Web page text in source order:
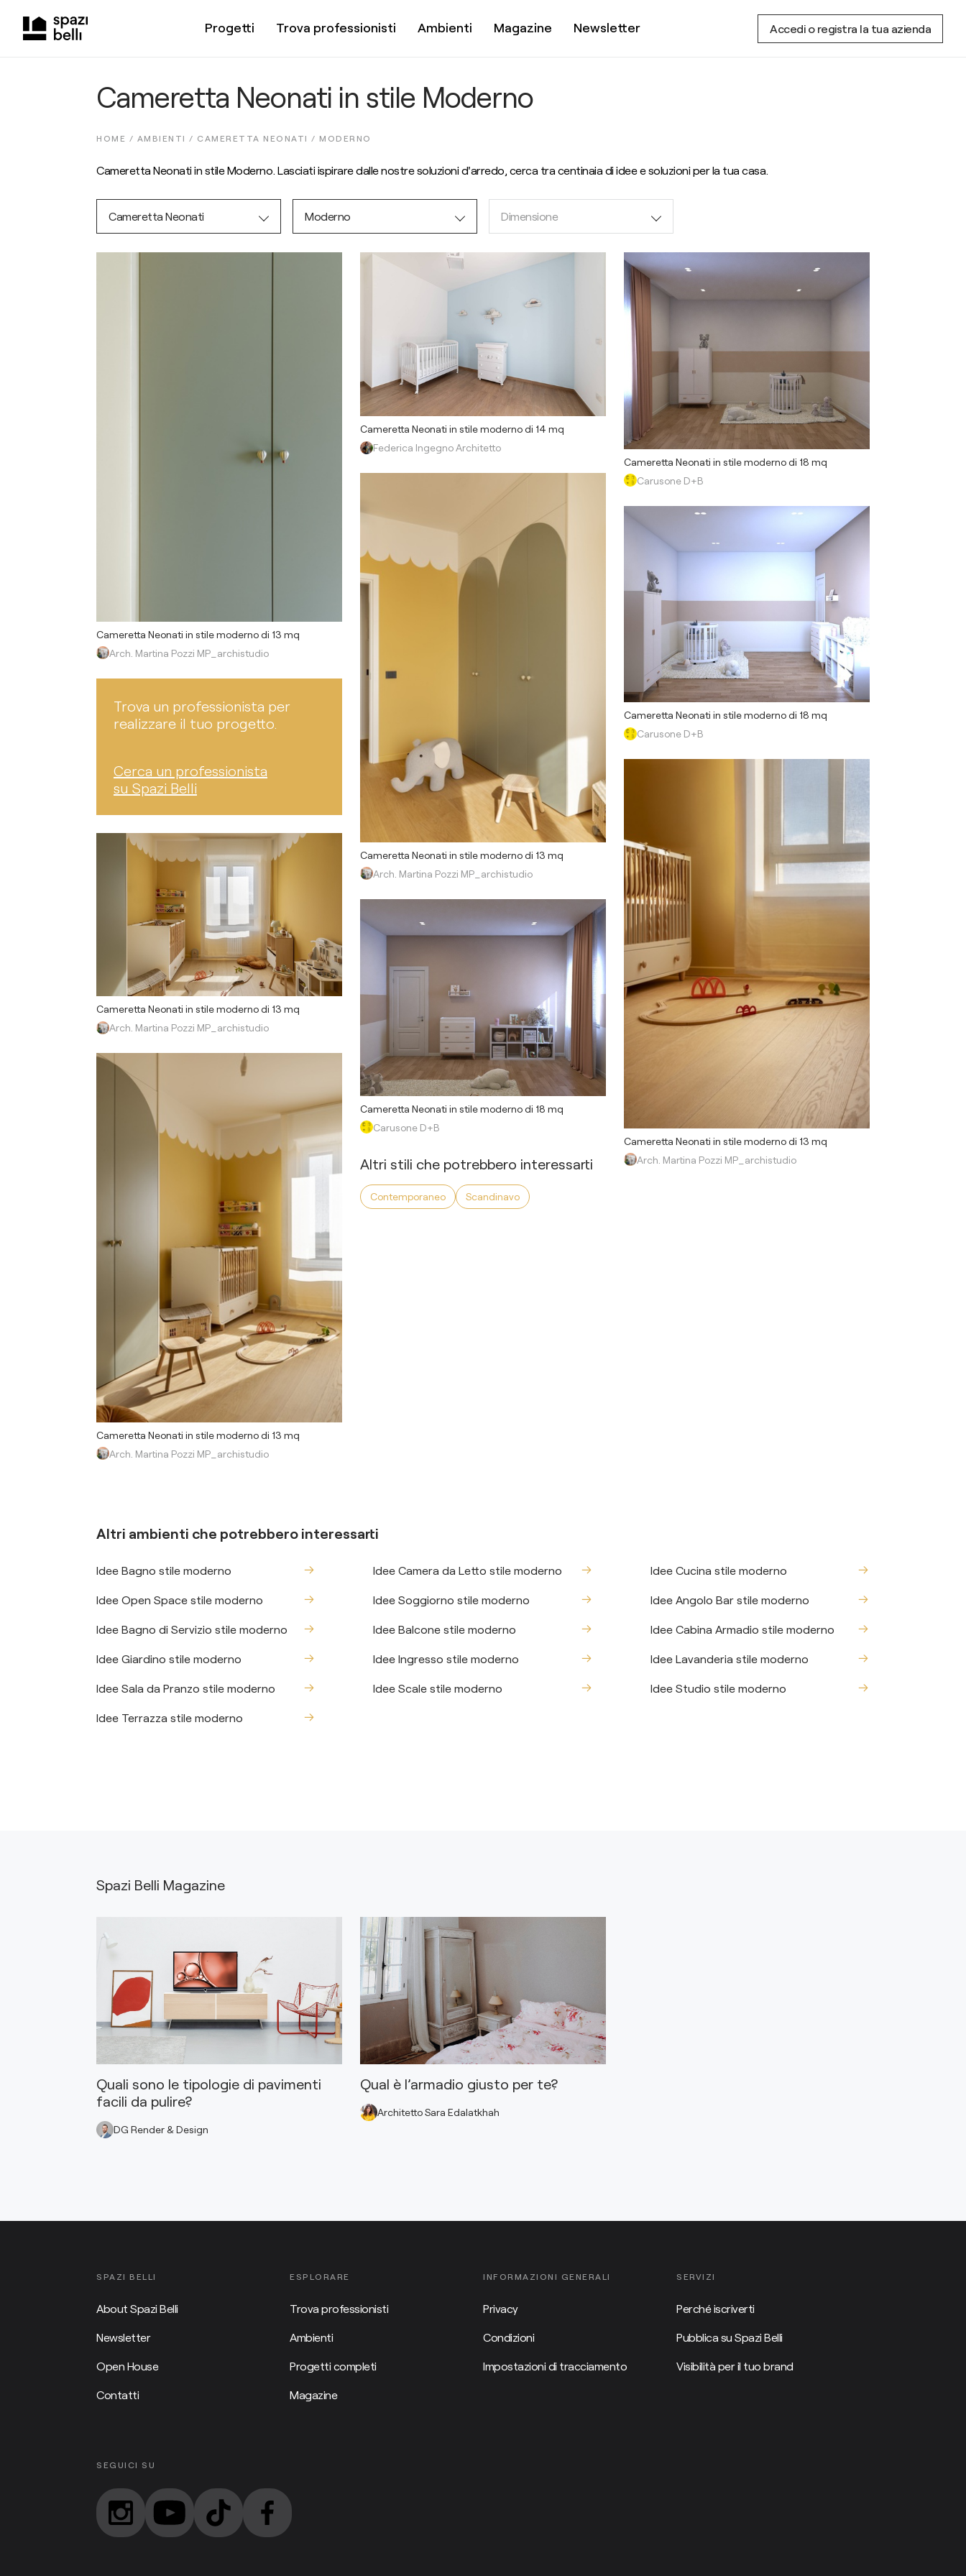
Progetti Trova professionisti Ambienti Magazine Newsletter Accedi o registra la tua azienda
Cameretta Neonati in stile Moderno
HOME / AMBIENTI / CAMERETTA NEONATI / MODERNO
Cameretta Neonati in stile Moderno. Lasciati ispirare dalle nostre soluzioni d'arredo, cerca tra centinaia di idee e soluzioni per la tua casa.
Cameretta Neonati Moderno Dimensione
Cameretta Neonati in stile moderno di 13 mq
Arch. Martina Pozzi MP_archistudio
Trova un professionista per
realizzare il tuo progetto.
Cerca un professionista
su Spazi Belli
Cameretta Neonati in stile moderno di 13 mq
Arch. Martina Pozzi MP_archistudio
Cameretta Neonati in stile moderno di 13 mq
Arch. Martina Pozzi MP_archistudio
Cameretta Neonati in stile moderno di 14 mq
Federica Ingegno Architetto
Cameretta Neonati in stile moderno di 13 mq
Arch. Martina Pozzi MP_archistudio
Cameretta Neonati in stile moderno di 18 mq
Carusone D+B
Altri stili che potrebbero interessarti
Contemporaneo Scandinavo
Cameretta Neonati in stile moderno di 18 mq
Carusone D+B
Cameretta Neonati in stile moderno di 18 mq
Carusone D+B
Cameretta Neonati in stile moderno di 13 mq
Arch. Martina Pozzi MP_archistudio
Altri ambienti che potrebbero interessarti
Idee Bagno stile moderno Idee Camera da Letto stile moderno Idee Cucina stile moderno
Idee Open Space stile moderno Idee Soggiorno stile moderno Idee Angolo Bar stile moderno
Idee Bagno di Servizio stile moderno Idee Balcone stile moderno Idee Cabina Armadio stile moderno
Idee Giardino stile moderno Idee Ingresso stile moderno Idee Lavanderia stile moderno
Idee Sala da Pranzo stile moderno Idee Scale stile moderno Idee Studio stile moderno
Idee Terrazza stile moderno
Spazi Belli Magazine
Quali sono le tipologie di pavimenti
facili da pulire?
DG Render & Design
Qual è l’armadio giusto per te?
Architetto Sara Edalatkhah
SPAZI BELLI
About Spazi Belli
Newsletter
Open House
Contatti
ESPLORARE
Trova professionisti
Ambienti
Progetti completi
Magazine
INFORMAZIONI GENERALI
Privacy
Condizioni
Impostazioni di tracciamento
SERVIZI
Perché iscriverti
Pubblica su Spazi Belli
Visibilità per il tuo brand
SEGUICI SU